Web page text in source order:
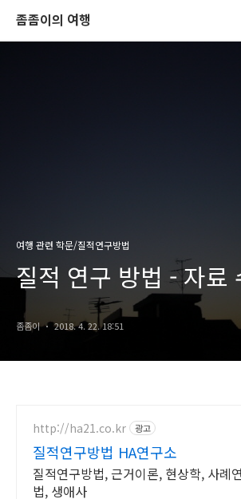
좀좀이의 여행
여행 관련 학문/질적연구방법
질적 연구 방법 - 자료
좀좀이 2018. 4. 22. 18:51
http://ha21.co.kr 광고
질적연구방법 HA연구소
질적연구방법, 근거이론, 현상학, 사례
법, 생애사